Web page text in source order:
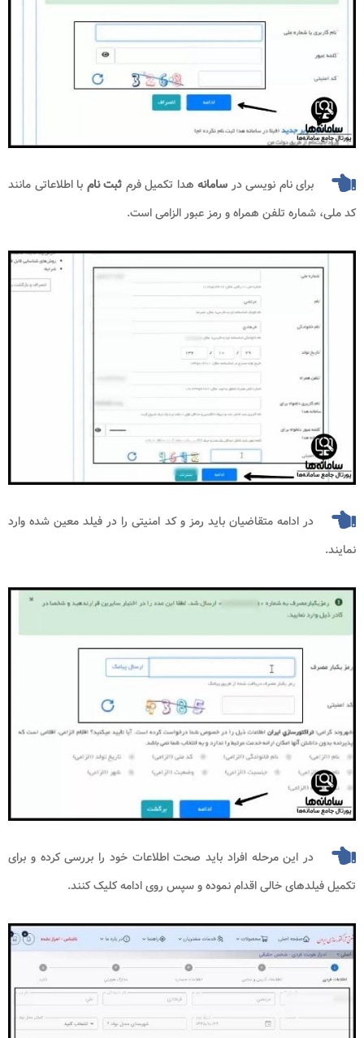
برای نام نویسی در سامانه هدا تکمیل فرم ثبت نام با اطلاعاتی مانند
کد ملی، شماره تلفن همراه و رمز عبور الزامی است.
در ادامه متقاضیان باید رمز و کد امنیتی را در فیلد معین شده وارد
نمایند.
در این مرحله افراد باید صحت اطلاعات خود را بررسی کرده و برای
تکمیل فیلدهای خالی اقدام نموده و سپس روی ادامه کلیک کنند.